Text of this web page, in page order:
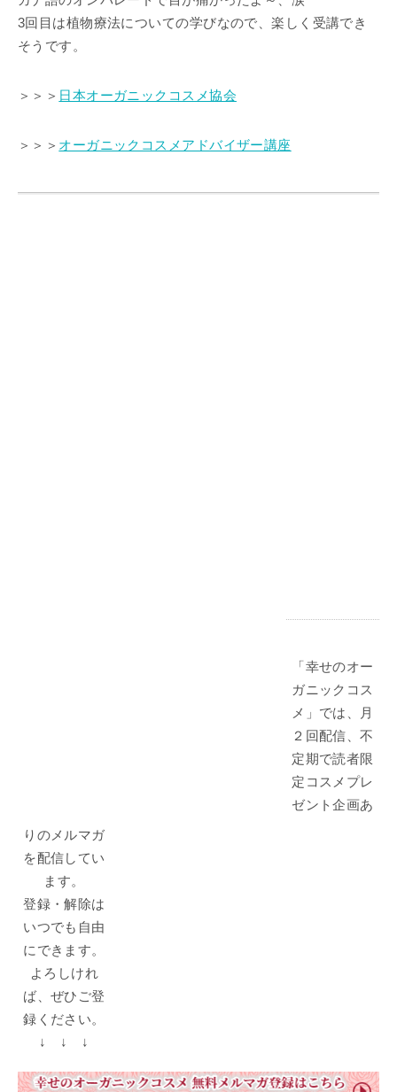
3回目は植物療法についての学びなので、楽しく受講でき
そうです。
＞＞＞ 日本オーガニックコスメ協会
＞＞＞ オーガニックコスメアドバイザー講座
「幸せのオー
ガニックコス
メ」では、月
２回配信、不
定期で読者限
定コスメプレ
ゼント企画あ
りのメルマガ
を配信してい
ます。
登録・解除は
いつでも自由
にできます。
よろしけれ
ば、ぜひご登
録ください。
↓ ↓ ↓